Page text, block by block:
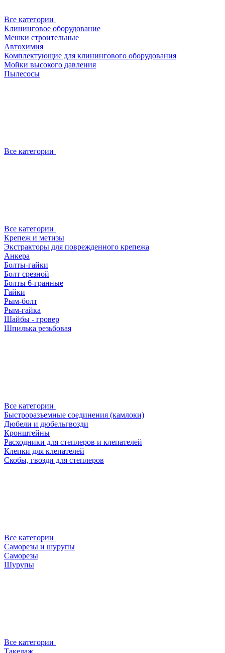
Все категории
Клининговое оборудование
Мешки строительные
Автохимия
Комплектующие для клинингового оборудования
Мойки высокого давления
Пылесосы
Все категории
Все категории
Крепеж и метизы
Экстракторы для поврежденного крепежа
Анкера
Болты-гайки
Болт срезной
Болты 6-гранные
Гайки
Рым-болт
Рым-гайка
Шайбы - гровер
Шпилька резьбовая
Все категории
Быстроразъемные соединения (камлоки)
Дюбели и дюбельгвозди
Кронштейны
Расходники для степлеров и клепателей
Клепки для клепателей
Скобы, гвозди для степлеров
Все категории
Саморезы и шурупы
Саморезы
Шурупы
Все категории
Такелаж